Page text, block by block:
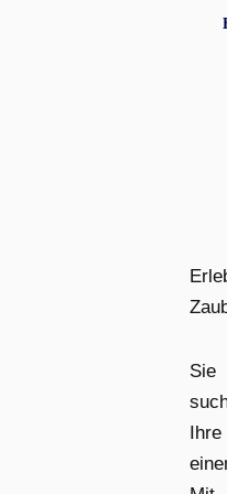
Zaubershow
Sie